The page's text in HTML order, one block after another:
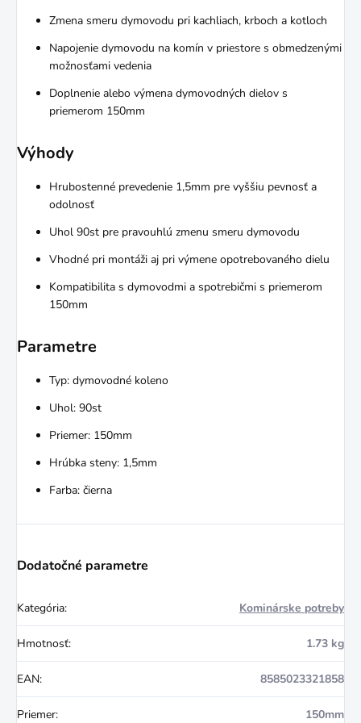
Zmena smeru dymovodu pri kachliach, krboch a kotloch
Napojenie dymovodu na komín v priestore s obmedzenými
možnosťami vedenia
Doplnenie alebo výmena dymovodných dielov s
priemerom 150mm
Výhody
Hrubostenné prevedenie 1,5mm pre vyššiu pevnosť a
odolnosť
Uhol 90st pre pravouhlú zmenu smeru dymovodu
Vhodné pri montáži aj pri výmene opotrebovaného dielu
Kompatibilita s dymovodmi a spotrebičmi s priemerom
150mm
Parametre
Typ: dymovodné koleno
Uhol: 90st
Priemer: 150mm
Hrúbka steny: 1,5mm
Farba: čierna
Dodatočné parametre
Kategória: Kominárske potreby
Hmotnosť: 1.73 kg
EAN: 8585023321858
Priemer: 150mm